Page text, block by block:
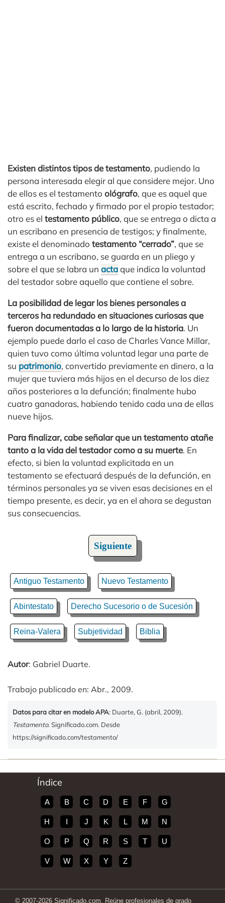
Existen distintos tipos de testamento, pudiendo la
persona interesada elegir al que considere mejor. Uno
de ellos es el testamento ológrafo, que es aquel que
está escrito, fechado y firmado por el propio testador;
otro es el testamento público, que se entrega o dicta a
un escribano en presencia de testigos; y finalmente,
existe el denominado testamento “cerrado”, que se
entrega a un escribano, se guarda en un pliego y
sobre el que se labra un actaque indica la voluntad
del testador sobre aquello que contiene el sobre.
La posibilidad de legar los bienes personales a
terceros ha redundado en situaciones curiosas que
fueron documentadas a lo largo de la historia. Un
ejemplo puede darlo el caso de Charles Vance Millar,
quien tuvo como última voluntad legar una parte de
su patrimonio, convertido previamente en dinero, a la
mujer que tuviera más hijos en el decurso de los diez
años posteriores a la defunción; finalmente hubo
cuatro ganadoras, habiendo tenido cada una de ellas
nueve hijos.
Para finalizar, cabe señalar que un testamento atañe
tanto a la vida del testador como a su muerte. En
efecto, si bien la voluntad explicitada en un
testamento se efectuará después de la defunción, en
términos personales ya se viven esas decisiones en el
tiempo presente, es decir, ya en el ahora se degustan
sus consecuencias.
Siguiente
Antiguo Testamento Nuevo Testamento
Abintestato Derecho Sucesorio o de Sucesión
Reina-Valera Subjetividad Biblia
Autor: Gabriel Duarte.
Trabajo publicado en: Abr., 2009.
Datos para citar en modelo APA: Duarte, G. (abril, 2009).
Testamento. Significado.com. Desde
https://significado.com/testamento/
Índice
A B C D E F G
H I J K L M N
O P Q R S T U
V W X Y Z
© 2007-2026 Significado.com. Reúne profesionales de grado